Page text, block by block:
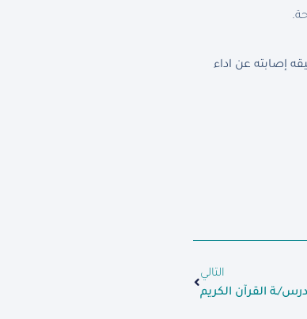
إصابته عن اداء
التالي
ـة القرآن الكريم